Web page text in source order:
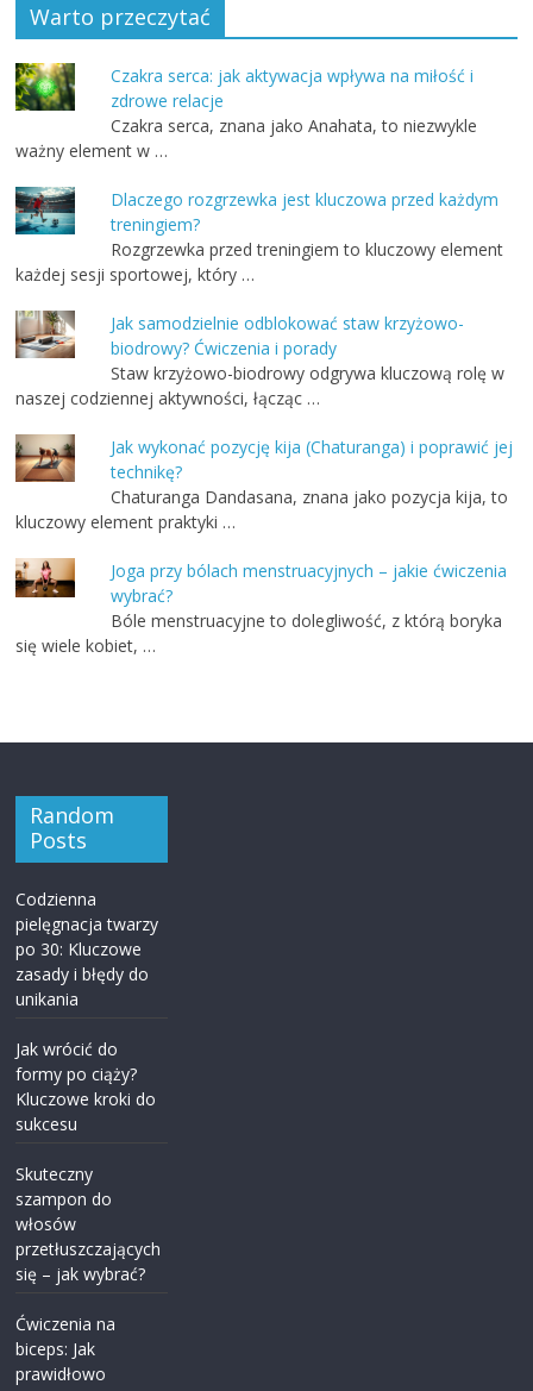
Warto przeczytać
Czakra serca: jak aktywacja wpływa na miłość i
zdrowe relacje
Czakra serca, znana jako Anahata, to niezwykle
ważny element w …
Dlaczego rozgrzewka jest kluczowa przed każdym
treningiem?
Rozgrzewka przed treningiem to kluczowy element
każdej sesji sportowej, który …
Jak samodzielnie odblokować staw krzyżowo-
biodrowy? Ćwiczenia i porady
Staw krzyżowo-biodrowy odgrywa kluczową rolę w
naszej codziennej aktywności, łącząc …
Jak wykonać pozycję kija (Chaturanga) i poprawić jej
technikę?
Chaturanga Dandasana, znana jako pozycja kija, to
kluczowy element praktyki …
Joga przy bólach menstruacyjnych – jakie ćwiczenia
wybrać?
Bóle menstruacyjne to dolegliwość, z którą boryka
się wiele kobiet, …
Random
Posts
Codzienna
pielęgnacja twarzy
po 30: Kluczowe
zasady i błędy do
unikania
Jak wrócić do
formy po ciąży?
Kluczowe kroki do
sukcesu
Skuteczny
szampon do
włosów
przetłuszczających
się – jak wybrać?
Ćwiczenia na
biceps: Jak
prawidłowo